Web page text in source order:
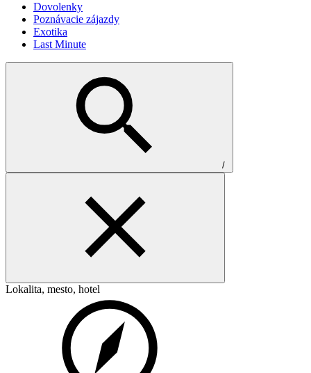
Dovolenky
Poznávacie zájazdy
Exotika
Last Minute
/
Lokalita, mesto, hotel